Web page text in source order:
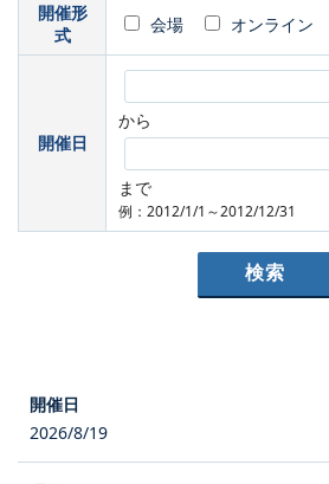
開催形
式
会場 オンライン
開催日
から
まで
例：2012/1/1～2012/12/31
2026/8/19